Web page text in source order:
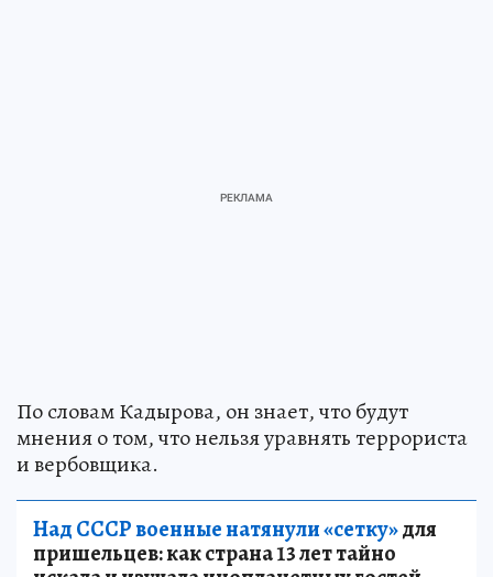
По словам Кадырова, он знает, что будут
мнения о том, что нельзя уравнять террориста
и вербовщика.
Над СССР военные натянули «сетку»для
пришельцев: как страна 13 лет тайно